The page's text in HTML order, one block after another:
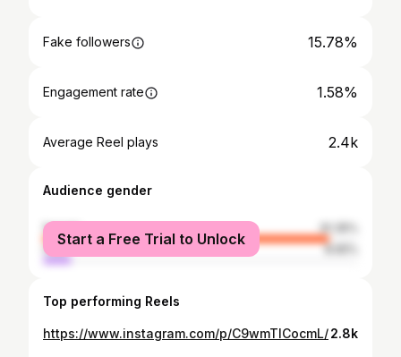
Fake followers 15.78%
Engagement rate 1.58%
Average Reel plays 2.4k
Audience gender
female
91.35%
male
8.65%
Start a Free Trial to Unlock
Top performing Reels
https://www.instagram.com/p/C9wmTlCocmL/2.8k